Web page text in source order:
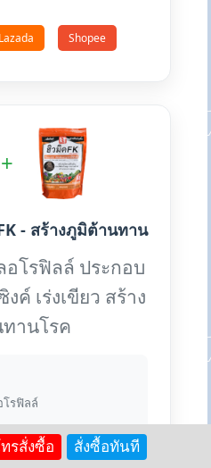
Lazada Shopee
+
- สร้างภูมิต้านทาน
อโรฟิลล์ ประกอบ
ค์ เร่งเขียว สร้าง
านโรค
โรฟิลล์
รสั่งซื้อ สั่งซื้อทันที